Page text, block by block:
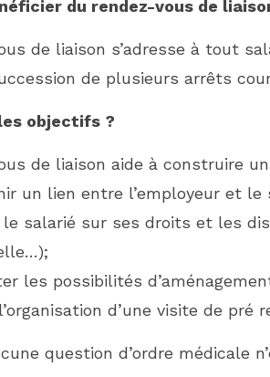
du rendez-vous de
de liaison s’adresse à tout
de plusieurs arrêts
objectifs ?
de liaison aide à construire
un lien entre l’employeur et
le salarié sur ses droits et les
les possibilités
d’une visite de pré
question d’ordre médicale